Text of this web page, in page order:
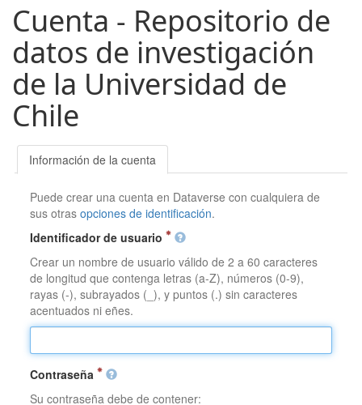
Cuenta - Repositorio de
datos de investigación
de la Universidad de
Chile
Información de la cuenta
Puede crear una cuenta en Dataverse con cualquiera de
sus otrasopciones de identificación.
Identificador de usuario
Crear un nombre de usuario válido de 2 a 60 caracteres
de longitud que contenga letras (a-Z), números (0-9),
rayas (-), subrayados (_), y puntos (.) sin caracteres
acentuados ni eñes.
Contraseña
Su contraseña debe de contener: